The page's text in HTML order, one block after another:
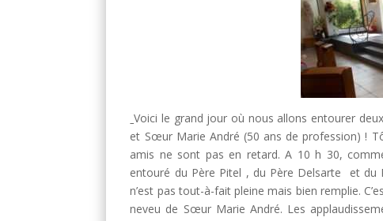
Voici le grand jour où nous allons entourer
et Sœur Marie André (50 ans de profession) !
amis ne sont pas en retard. A 10 h 30,
entouré du Père Pitel , du Père Delsarte et du
n’est pas tout-à-fait pleine mais bien remplie.
neveu de Sœur Marie André. Les